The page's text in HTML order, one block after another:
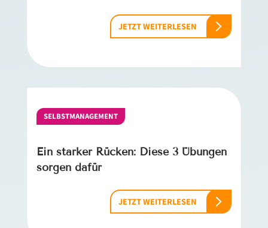
JETZT WEITERLESEN
SELBSTMANAGEMENT
Ein starker Rücken: Diese 3 Übungen
sorgen dafür
JETZT WEITERLESEN